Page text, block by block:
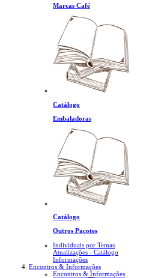
Marcas Café
Catálogo
Embaladoras
Catálogo
Outros Pacotes
Individuais por Temas
Atualizações - Catálogo
Informações
Encontros & Informações
Encontros & Informações